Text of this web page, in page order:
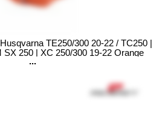
TE250/300 20-22 / TC250 |
SX 250 | XC 250/300 19-22 Orange